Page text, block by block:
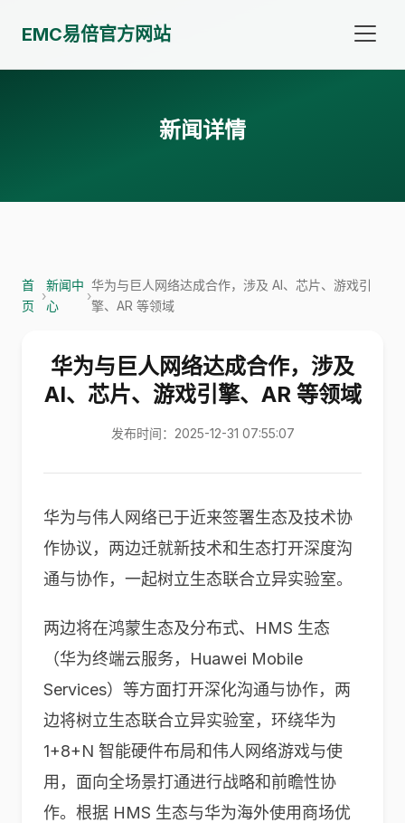
EMC易倍官方网站
新闻详情
首
页
›
新闻中
心
›
华为与巨人网络达成合作，涉及 AI、芯片、游戏引
擎、AR 等领域
华为与巨人网络达成合作，涉及
AI、芯片、游戏引擎、AR 等领域
发布时间：2025-12-31 07:55:07
华为与伟人网络已于近来签署生态及技术协
作协议，两边迁就新技术和生态打开深度沟
通与协作，一起树立生态联合立异实验室。
两边将在鸿蒙生态及分布式、HMS 生态
（华为终端云服务，Huawei Mobile
Services）等方面打开深化沟通与协作，两
边将树立生态联合立异实验室，环绕华为
1+8+N 智能硬件布局和伟人网络游戏与使
用，面向全场景打通进行战略和前瞻性协
作。根据 HMS 生态与华为海外使用商场优